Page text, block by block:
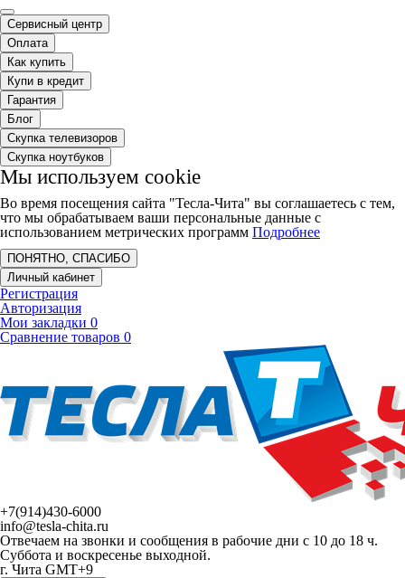
Сервисный центр
Оплата
Как купить
Купи в кредит
Гарантия
Блог
Скупка телевизоров
Скупка ноутбуков
Мы используем cookie
Во время посещения сайта "Тесла-Чита" вы соглашаетесь с тем,
что мы обрабатываем ваши персональные данные с
использованием метрических программ Подробнее
ПОНЯТНО, СПАСИБО
Личный кабинет
Регистрация
Авторизация
Мои закладки 0
Сравнение товаров 0
+7(914)430-6000
info@tesla-chita.ru
Отвечаем на звонки и сообщения в рабочие дни с 10 до 18 ч.
Суббота и воскресенье выходной.
г. Чита GMT+9